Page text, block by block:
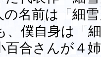
の名前は「細
、僕自身は「
百合さんが４